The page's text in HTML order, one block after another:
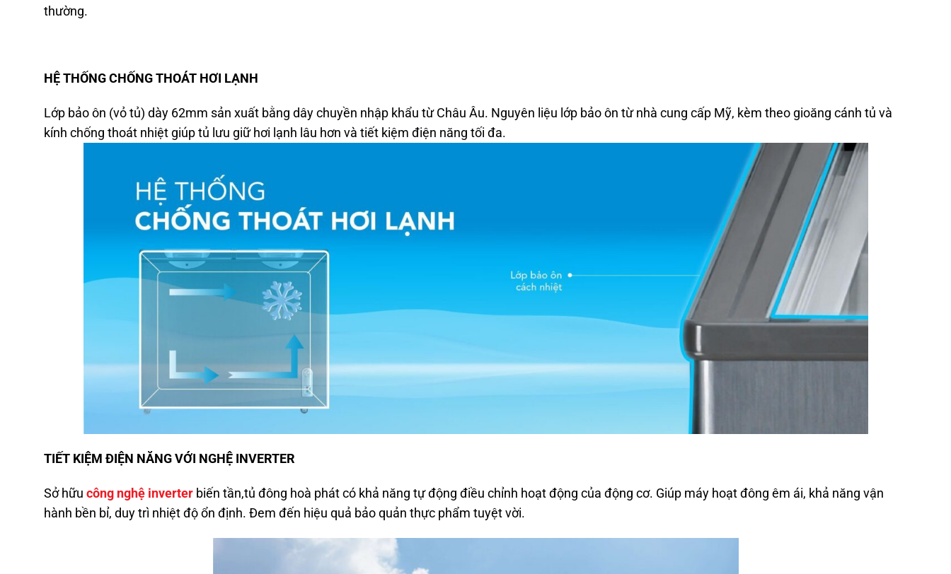
thường.
HỆ THỐNG CHỐNG THOÁT HƠI LẠNH
Lớp bảo ôn (vỏ tủ) dày 62mm sản xuất bằng dây chuyền nhập khẩu từ Châu Âu. Nguyên liệu lớp bảo ôn từ nhà cung cấp Mỹ, kèm theo gioăng cánh tủ và
kính chống thoát nhiệt giúp tủ lưu giữ hơi lạnh lâu hơn và tiết kiệm điện năng tối đa.
TIẾT KIỆM ĐIỆN NĂNG VỚI NGHỆ INVERTER
Sở hữu công nghệ inverter biến tần,tủ đông hoà phát có khả năng tự động điều chỉnh hoạt động của động cơ. Giúp máy hoạt đông êm ái, khả năng vận
hành bền bỉ, duy trì nhiệt độ ổn định. Đem đến hiệu quả bảo quản thực phẩm tuyệt vời.